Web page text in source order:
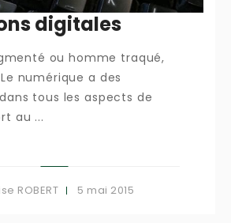
digitales
ou homme traqué,
numérique a des
tous les aspects de
au ...
ROBERT 5 mai 2015